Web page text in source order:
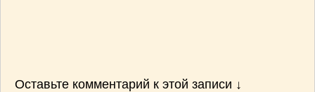
Оставьте комментарий к этой записи ↓